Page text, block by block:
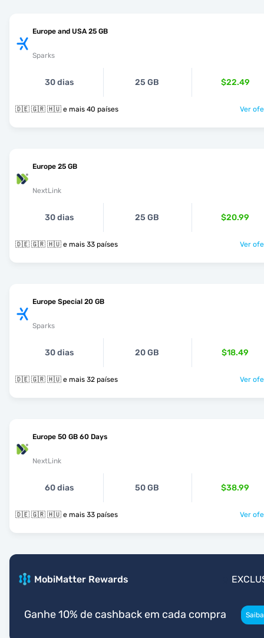
Europe and USA 25 GB
Sparks
30 dias 25 GB $22.49
🇩🇪 🇬🇷 🇭🇺 e mais 40 países Ver
Europe 25 GB
NextLink
30 dias 25 GB $20.99
🇩🇪 🇬🇷 🇭🇺 e mais 33 países Ver
Europe Special 20 GB
Sparks
30 dias 20 GB $18.49
🇩🇪 🇬🇷 🇭🇺 e mais 32 países Ver
Europe 50 GB 60 Days
NextLink
60 dias 50 GB $38.99
🇩🇪 🇬🇷 🇭🇺 e mais 33 países Ver
MobiMatter Rewards
Ganhe 10% de cashback em cada compra